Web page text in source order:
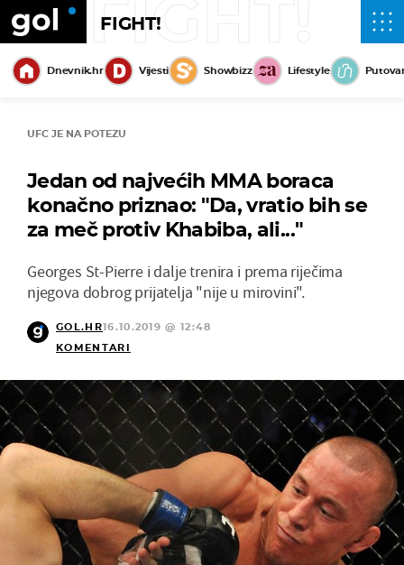
FIGHT!
FIGHT!
Dnevnik.hr Vijesti Showbizz Lifestyle
UFC JE NA POTEZU
Jedan od najvećih MMA boraca
konačno priznao: "Da, vratio bih se
za meč protiv Khabiba, ali..."
Georges St-Pierre i dalje trenira i prema riječima
njegova dobrog prijatelja "nije u mirovini".
GOL.HR16.10.2019 @ 12:48
KOMENTARI